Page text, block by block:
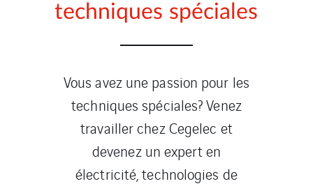
techniques spéciales
Vous avez une passion pour les
techniques spéciales? Venez
travailler chez Cegelec et
devenez un expert en
électricité, technologies de